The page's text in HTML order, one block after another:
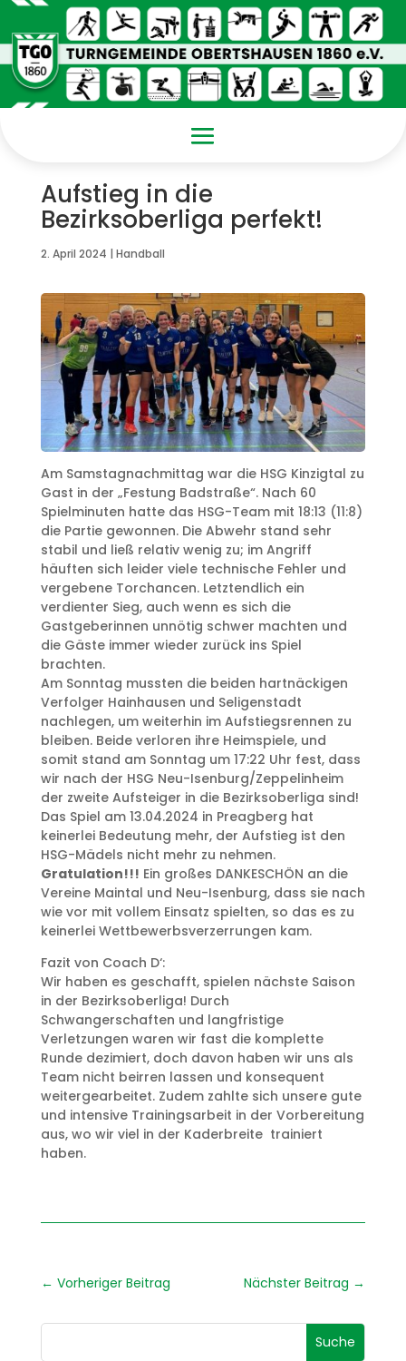
Aufstieg in die
Bezirksoberliga perfekt!
2. April 2024 | Handball
Am Samstagnachmittag war die HSG Kinzigtal zu
Gast in der „Festung Badstraße“. Nach 60
Spielminuten hatte das HSG-Team mit 18:13 (11:8)
die Partie gewonnen. Die Abwehr stand sehr
stabil und ließ relativ wenig zu; im Angriff
häuften sich leider viele technische Fehler und
vergebene Torchancen. Letztendlich ein
verdienter Sieg, auch wenn es sich die
Gastgeberinnen unnötig schwer machten und
die Gäste immer wieder zurück ins Spiel
brachten.
Am Sonntag mussten die beiden hartnäckigen
Verfolger Hainhausen und Seligenstadt
nachlegen, um weiterhin im Aufstiegsrennen zu
bleiben. Beide verloren ihre Heimspiele, und
somit stand am Sonntag um 17:22 Uhr fest, dass
wir nach der HSG Neu-Isenburg/Zeppelinheim
der zweite Aufsteiger in die Bezirksoberliga sind!
Das Spiel am 13.04.2024 in Preagberg hat
keinerlei Bedeutung mehr, der Aufstieg ist den
HSG-Mädels nicht mehr zu nehmen.
Gratulation!!! Ein großes DANKESCHÖN an die
Vereine Maintal und Neu-Isenburg, dass sie nach
wie vor mit vollem Einsatz spielten, so das es zu
keinerlei Wettbewerbsverzerrungen kam.
Fazit von Coach D‘:
Wir haben es geschafft, spielen nächste Saison
in der Bezirksoberliga! Durch
Schwangerschaften und langfristige
Verletzungen waren wir fast die komplette
Runde dezimiert, doch davon haben wir uns als
Team nicht beirren lassen und konsequent
weitergearbeitet. Zudem zahlte sich unsere gute
und intensive Trainingsarbeit in der Vorbereitung
aus, wo wir viel in der Kaderbreite trainiert
haben.
← Vorheriger Beitrag Nächster Beitrag →